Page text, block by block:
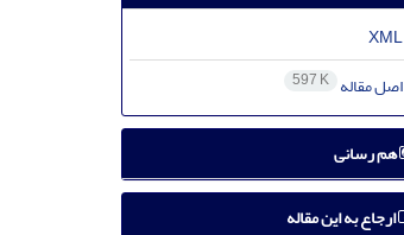
XML
اصل مقاله 597 K
هم رسانی
ارجاع به این مقاله